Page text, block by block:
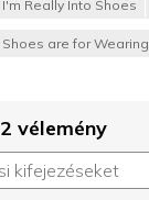
I'm Really Into Shoes
Shoes are for Wearing
2 vélemény